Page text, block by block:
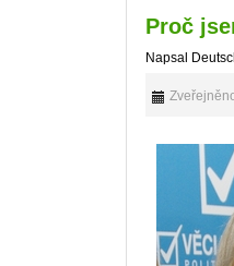
Proč
Napsal